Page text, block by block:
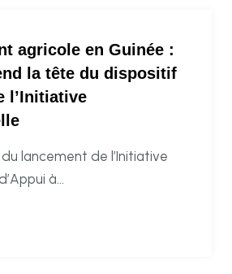
agricole en Guinée :
la tête du dispositif
l’Initiative
lancement de l’Initiative
à...